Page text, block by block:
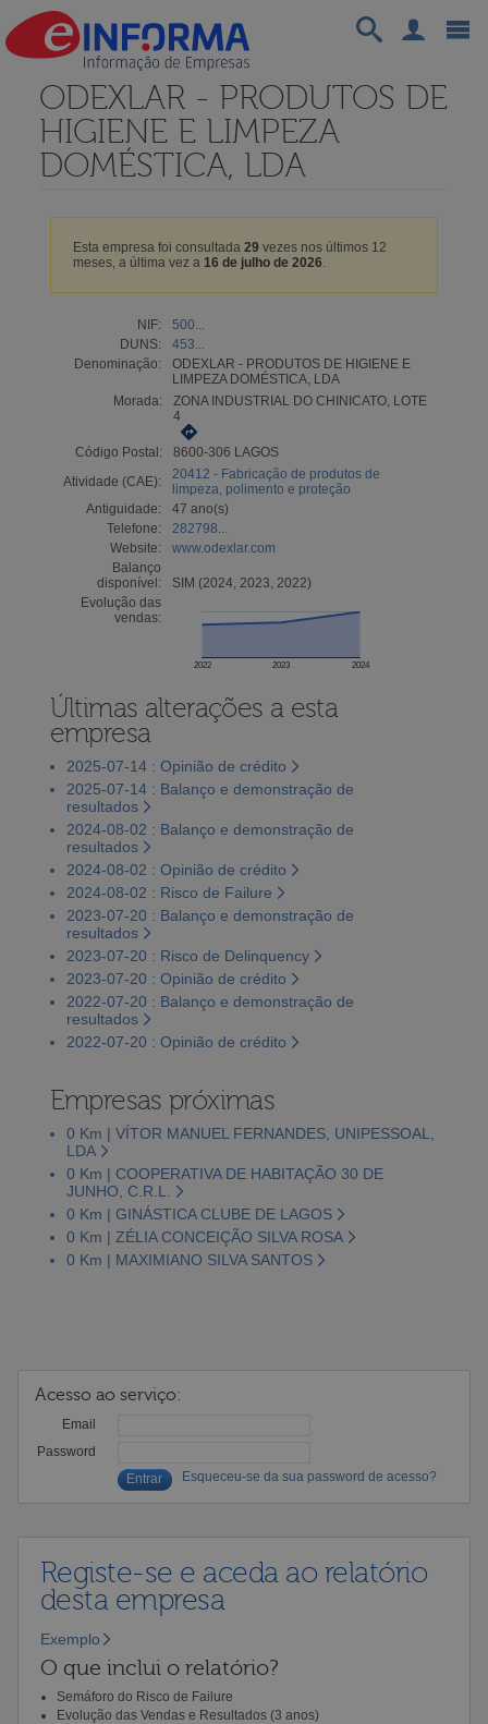
ODEXLAR - PRODUTOS DE
HIGIENE E LIMPEZA
DOMÉSTICA, LDA
Esta empresa foi consultada 29 vezes nos últimos 12
meses, a última vez a 16 de julho de 2026.
NIF:
500...
DUNS:
453...
Denominação:
ODEXLAR - PRODUTOS DE HIGIENE E
LIMPEZA DOMÉSTICA, LDA
Morada:
ZONA INDUSTRIAL DO CHINICATO, LOTE
4
Código Postal:
8600-306 LAGOS
Atividade (CAE):
20412 - Fabricação de produtos de
limpeza, polimento e proteção
Antiguidade:
47 ano(s)
Telefone:
282798...
Website:
www.odexlar.com
Balanço
disponível:
SIM (2024, 2023, 2022)
Evolução das
vendas:
2022 2023 2024
Últimas alterações a esta
empresa
2025-07-14 : Opinião de crédito
2025-07-14 : Balanço e demonstração de
resultados
2024-08-02 : Balanço e demonstração de
resultados
2024-08-02 : Opinião de crédito
2024-08-02 : Risco de Failure
2023-07-20 : Balanço e demonstração de
resultados
2023-07-20 : Risco de Delinquency
2023-07-20 : Opinião de crédito
2022-07-20 : Balanço e demonstração de
resultados
2022-07-20 : Opinião de crédito
Empresas próximas
0 Km | VÍTOR MANUEL FERNANDES, UNIPESSOAL,
LDA
0 Km | COOPERATIVA DE HABITAÇÃO 30 DE
JUNHO, C.R.L.
0 Km | GINÁSTICA CLUBE DE LAGOS
0 Km | ZÉLIA CONCEIÇÃO SILVA ROSA
0 Km | MAXIMIANO SILVA SANTOS
Acesso ao serviço:
Email
Password
Esqueceu-se da sua password de acesso?
Registe-se e aceda ao relatório
desta empresa
Exemplo
O que inclui o relatório?
Semáforo do Risco de Failure
Evolução das Vendas e Resultados (3 anos)